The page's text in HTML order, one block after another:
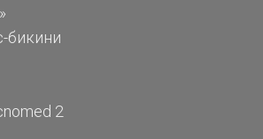
бикини
2